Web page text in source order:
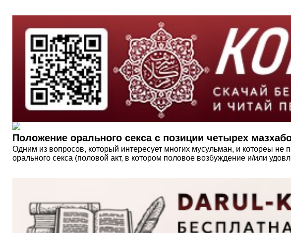
Положение орального секса с позиции четырех
Одним из вопросов, который интересует многих мусульман, и котореы не
орального секса (половой акт, в котором половое возбуждение и/или